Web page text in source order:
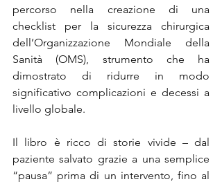
percorso nella creazione di una
checklist per la sicurezza chirurgica
dell’Organizzazione Mondiale della
Sanità (OMS), strumento che ha
dimostrato di ridurre in modo
significativo complicazioni e decessi a
livello globale.
Il libro è ricco di storie vivide – dal
paziente salvato grazie a una semplice
“pausa” prima di un intervento, fino al